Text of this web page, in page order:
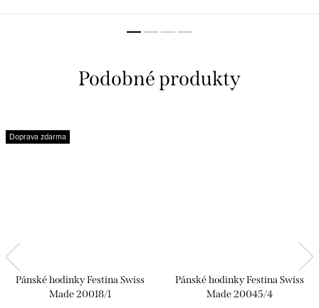
Doprava zdarma
Pánské hodinky Festina Swiss
Made 20018/1
Pánské hodinky Festina Swiss
Made 20045/4